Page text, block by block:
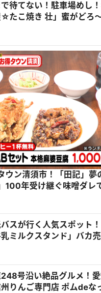
待てない！駐車場めし
たこ焼き 壮」蜜がどろ
芋＆岐阜県可児市「マエジ
ザク食感のコルネ『PS純
ウン清須市！「田記」夢
100年受け継ぐ味噌ダレ
スが行く人気スポット
ミルクスタンド」バカ
大塚屋 名古屋 車道本店」
はぎれ大会『PS純金（ゴ
248号沿い絶品グルメ！
州りんご専門店 ポムdeな